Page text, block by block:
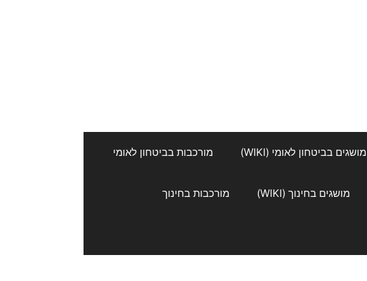
מושגים בביטחון לאומי (WIKI) מורכבות בביטחון לאומי
מושגים בחינוך (WIKI) מורכבות בחינוך